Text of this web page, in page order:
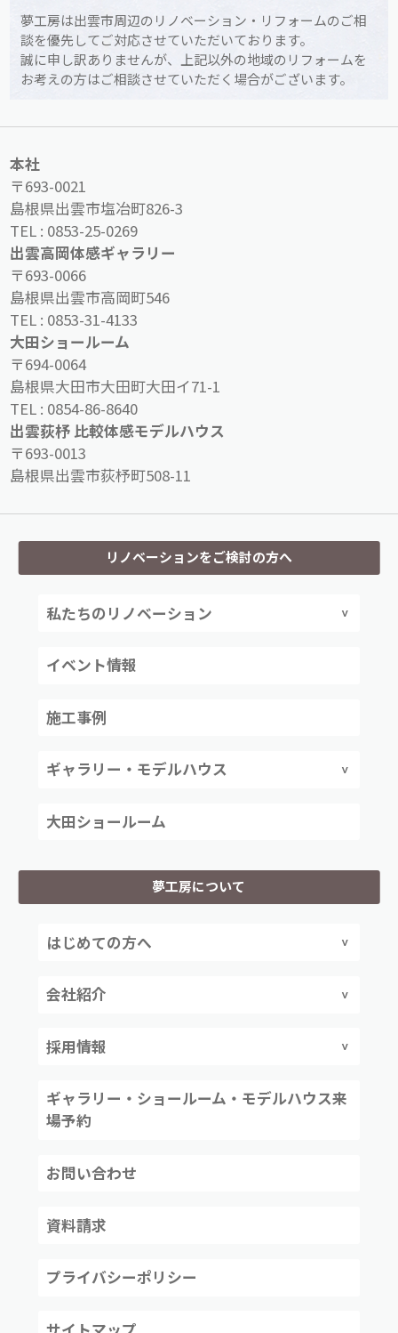
夢工房は出雲市周辺のリノベーション・リフォームのご相
談を優先してご対応させていただいております。
誠に申し訳ありませんが、上記以外の地域のリフォームを
お考えの方はご相談させていただく場合がございます。
本社
〒693-0021
島根県出雲市塩冶町826-3
TEL : 0853-25-0269
出雲高岡体感ギャラリー
〒693-0066
島根県出雲市高岡町546
TEL : 0853-31-4133
大田ショールーム
〒694-0064
島根県大田市大田町大田イ71-1
TEL : 0854-86-8640
出雲荻杼 比較体感モデルハウス
〒693-0013
島根県出雲市荻杼町508-11
リノベーションをご検討の方へ
私たちのリノベーション
イベント情報
施工事例
ギャラリー・モデルハウス
大田ショールーム
夢工房について
はじめての方へ
会社紹介
採用情報
ギャラリー・ショールーム・モデルハウス来
場予約
お問い合わせ
資料請求
プライバシーポリシー